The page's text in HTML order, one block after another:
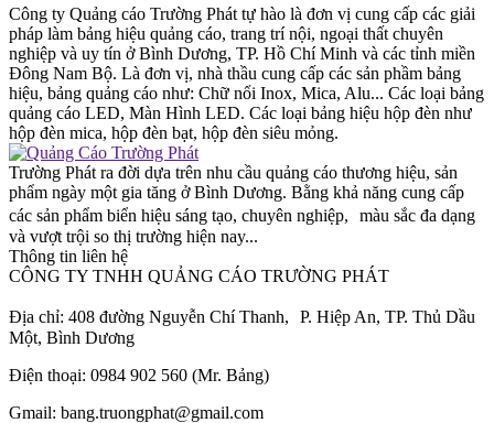
Công ty Quảng cáo Trường Phát tự hào là đơn vị cung cấp các giải
pháp làm bảng hiệu quảng cáo, trang trí nội, ngoại thất chuyên
nghiệp và uy tín ở Bình Dương, TP. Hồ Chí Minh và các tỉnh miền
Đông Nam Bộ. Là đơn vị, nhà thầu cung cấp các sản phầm bảng
hiệu, bảng quảng cáo như: Chữ nổi Inox, Mica, Alu... Các loại bảng
quảng cáo LED, Màn Hình LED. Các loại bảng hiệu hộp đèn như
hộp đèn mica, hộp đèn bạt, hộp đèn siêu mỏng.
Trường Phát ra đời dựa trên nhu cầu quảng cáo thương hiệu, sản
phẩm ngày một gia tăng ở Bình Dương. Bằng khả năng cung cấp
các sản phẩm biển hiệu sáng tạo, chuyên nghiệp, màu sắc đa dạng
và vượt trội so thị trường hiện nay...
Thông tin liên hệ
CÔNG TY TNHH QUẢNG CÁO TRƯỜNG PHÁT
Địa chỉ: 408 đường Nguyễn Chí Thanh, P. Hiệp An, TP. Thủ Dầu
Một, Bình Dương
Điện thoại: 0984 902 560 (Mr. Bảng)
Gmail: bang.truongphat@gmail.com